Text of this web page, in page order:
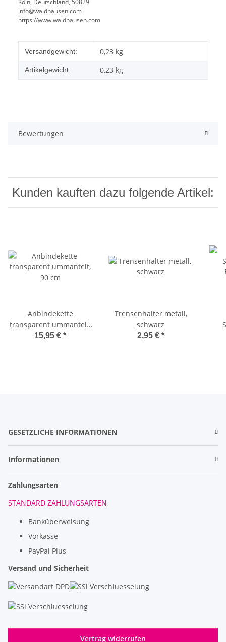
Köln, Deutschland, 50829
info@waldhausen.com
https://www.waldhausen.com
Produkteigenschaft
Wert
Versandgewicht: 0,23 kg
Artikelgewicht: 0,23 kg
Bewertungen
Kunden kauften dazu folgende Artikel:
Anbindekette
transparent ummantelt,
90 cm
15,95 € *
Trensenhalter metall,
schwarz
2,95 € *
GESETZLICHE INFORMATIONEN
Informationen
Zahlungsarten
STANDARD ZAHLUNGSARTEN
Banküberweisung
Vorkasse
PayPal Plus
Versand und Sicherheit
Vertrag widerrufen